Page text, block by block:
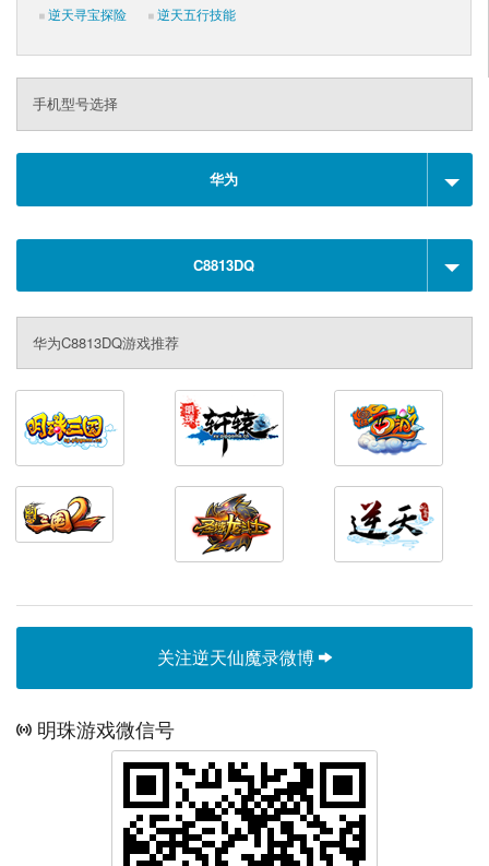
逆天寻宝探险
逆天五行技能
手机型号选择
华为
C8813DQ
华为C8813DQ游戏推荐
关注逆天仙魔录微博
明珠游戏微信号